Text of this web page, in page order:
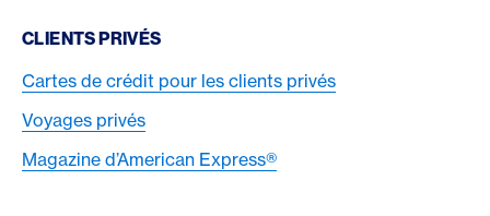
CLIENTS PRIVÉS
Cartes de crédit pour les clients privés
Voyages privés
Magazine d’American Express®